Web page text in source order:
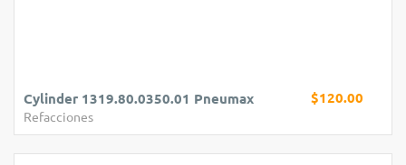
$120.00
Cylinder 1319.80.0350.01 Pneumax
Refacciones